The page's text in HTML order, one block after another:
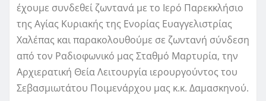
έχουμε συνδεθεί ζωντανά με το Ιερό Παρεκκλήσιο
της Αγίας Κυριακής της Ενορίας Ευαγγελιστρίας
Χαλέπας και παρακολουθούμε σε ζωντανή σύνδεση
από τον Ραδιοφωνικό μας Σταθμό Μαρτυρία, την
Αρχιερατική Θεία Λειτουργία ιερουργούντος του
Σεβασμιωτάτου Ποιμενάρχου μας κ.κ. Δαμασκηνού.